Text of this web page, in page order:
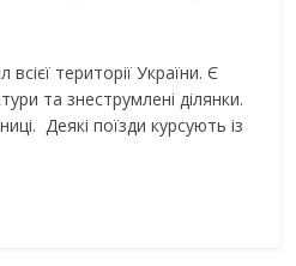
території України. Є
та знеструмлені ділянки.
Деякі поїзди курсують із